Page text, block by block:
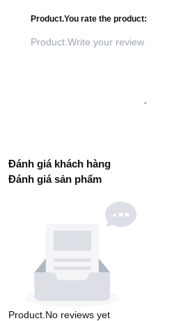
Product.You rate the product:
Đánh giá khách hàng
Đánh giá sản phẩm
Product.No reviews yet